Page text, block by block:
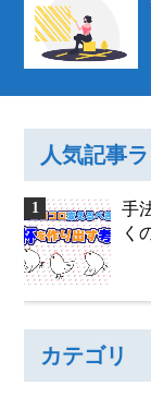
人気記事
手
く
カテゴリ